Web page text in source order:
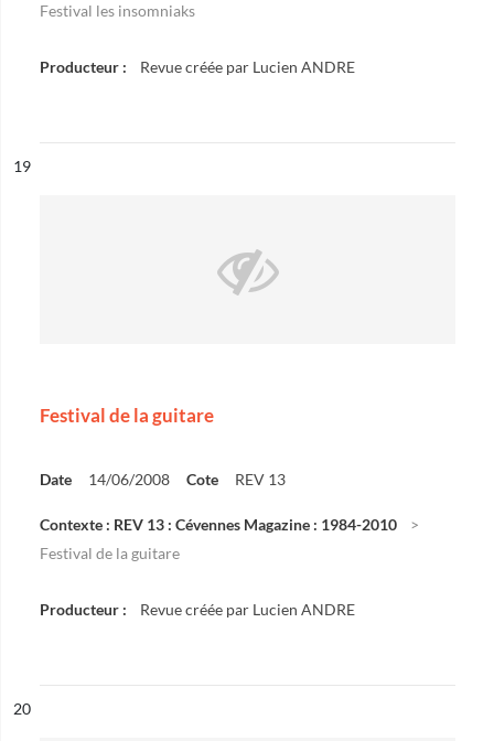
Festival les insomniaks
Producteur : Revue créée par Lucien ANDRE
n°
19
Festival de la guitare
Date 14/06/2008 Cote REV 13
Contexte : REV 13 : Cévennes Magazine : 1984-2010
Festival de la guitare
Producteur : Revue créée par Lucien ANDRE
n°
20